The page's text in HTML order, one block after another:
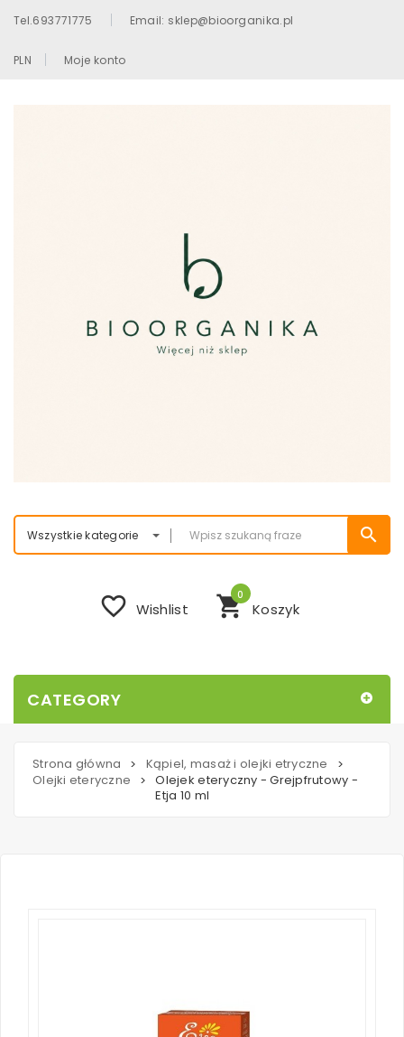
Tel.693771775 Email: sklep@bioorganika.pl
PLN Moje konto
Wszystkie kategorie search
shopping_cart Koszyk
0
favorite_border Wishlist
CATEGORY
Strona główna > Kąpiel, masaż i olejki etryczne
>
Olejki eteryczne
>
Olejek eteryczny - Grejpfrutowy -
Etja 10 ml